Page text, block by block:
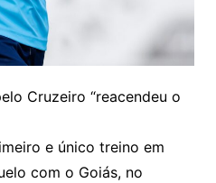
Cruzeiro “reacendeu o
e único treino em
com o Goiás, no